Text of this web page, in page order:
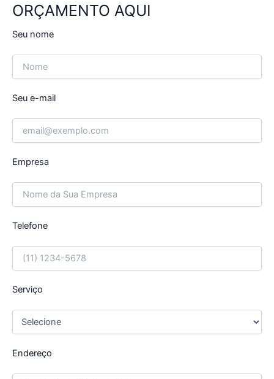
ORÇAMENTO AQUI
Seu nome
Seu e-mail
Empresa
Telefone
Serviço
Endereço